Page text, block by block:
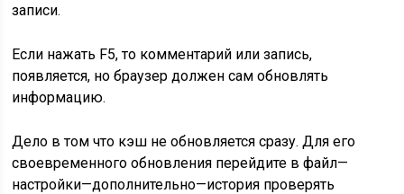
записи.
Если нажать F5, то комментарий или запись,
появляется, но браузер должен сам обновлять
информацию.
Дело в том что кэш не обновляется сразу. Для его
своевременного обновления перейдите в файл—
настройки—дополнительно—история проверять